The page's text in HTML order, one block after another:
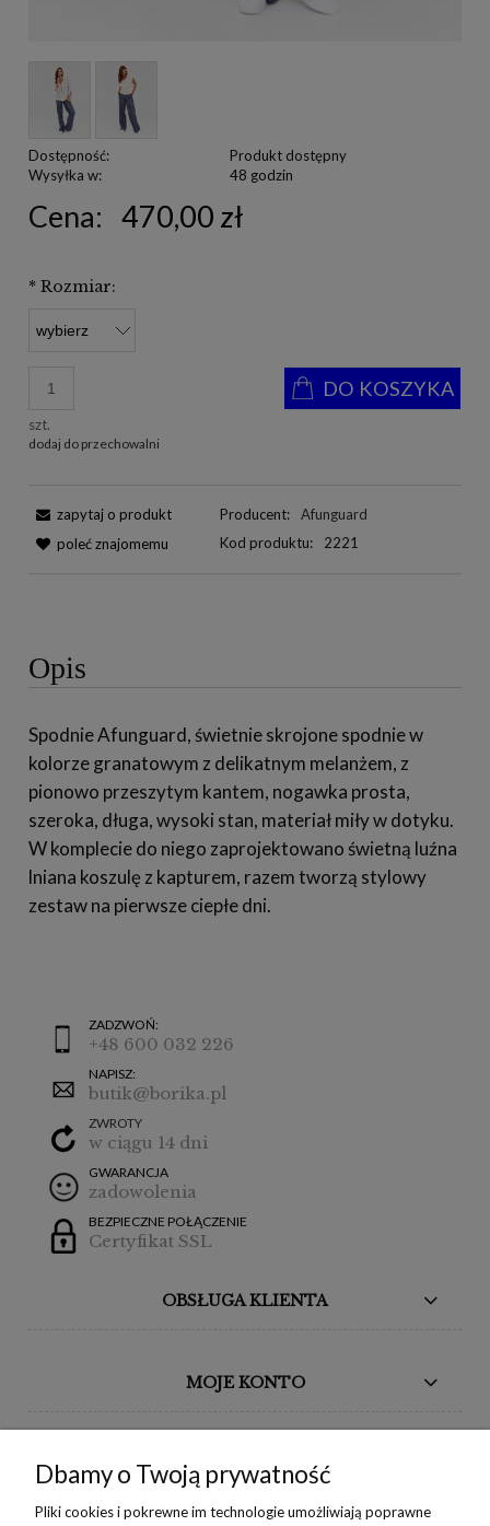
Dostępność:
Produkt dostępny
Wysyłka w:
48 godzin
Cena: 470,00 zł
* Rozmiar:
szt.
DO KOSZYKA
dodaj do przechowalni
Producent:
Afunguard
Kod produktu:
2221
zapytaj o produkt
poleć znajomemu
Opis
Spodnie Afunguard, świetnie skrojone spodnie w
kolorze granatowym z delikatnym melanżem, z
pionowo przeszytym kantem, nogawka prosta,
szeroka, długa, wysoki stan, materiał miły w dotyku.
W komplecie do niego zaprojektowano świetną luźna
lniana koszulę z kapturem, razem tworzą stylowy
zestaw na pierwsze ciepłe dni.
ZADZWOŃ:
+48 600 032 226
NAPISZ:
butik@borika.pl
ZWROTY
w ciągu 14 dni
GWARANCJA
zadowolenia
BEZPIECZNE POŁĄCZENIE
Certyfikat SSL
OBSŁUGA KLIENTA
MOJE KONTO
BORIKA DESIGN
MONIKA BORAK
Dbamy o Twoją prywatność
Pliki cookies i pokrewne im technologie umożliwiają poprawne